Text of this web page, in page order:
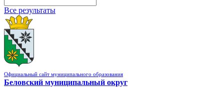
Все результаты
Официальный сайт муниципального образования
Беловский муниципальный округ